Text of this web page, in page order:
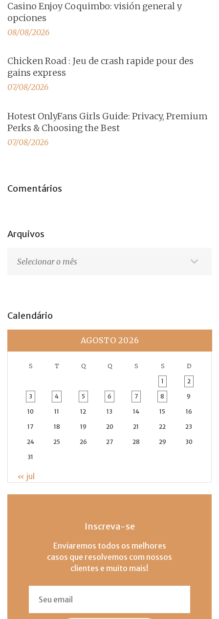
Casino Enjoy Coquimbo: visión general y
opciones
08/08/2026
Chicken Road : Jeu de crash rapide pour des
gains express
07/08/2026
Hotest OnlyFans Girls Guide: Privacy, Premium
Perks & Choosing the Best
07/08/2026
Comentários
Arquivos
Calendário
AGOSTO 2026
S T Q Q S S D
1 2
3 4 5 6 7 8 9
10 11 12 13 14 15 16
17 18 19 20 21 22 23
24 25 26 27 28 29 30
31
« jul
Inscreva-se
Enviaremos todos os melhores
casos que resolvemos com nossos
clientes e muito mais!